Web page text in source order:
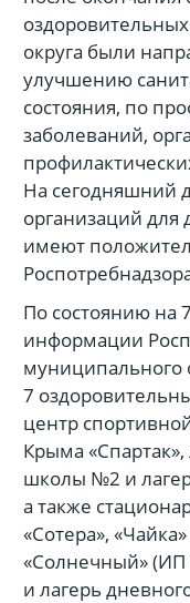
округа были
улучшению
состояния, по
заболеваний,
На сегодняшний
организаций для
имеют
По состоянию на
информации
муниципального
7
центр
Крыма
школы №2 и
а также
«Сотера»,
«Солнечный» (ИП
и лагерь